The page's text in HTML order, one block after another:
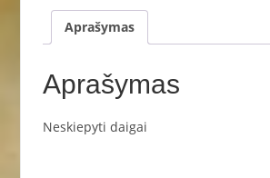
Aprašymas
Aprašymas
Neskiepyti daigai